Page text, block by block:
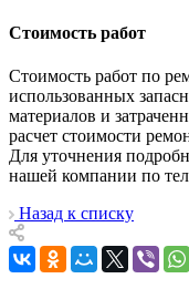
Стоимость работ
Стоимость работ по
использованных
материалов и
расчет стоимости
Для уточнения
нашей компании по
Назад к списку